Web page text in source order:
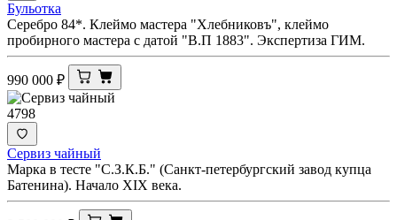
Бульотка
Серебро 84*. Клеймо мастера "Хлебниковъ", клеймо
пробирного мастера с датой "В.П 1883". Экспертиза ГИМ.
990 000 ₽
4798
Сервиз чайный
Марка в тесте "С.З.К.Б." (Санкт-петербургский завод купца
Батенина). Начало XIX века.